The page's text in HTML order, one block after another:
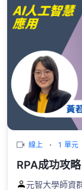
線上 1 單元
RPA成功攻
元智大學師資